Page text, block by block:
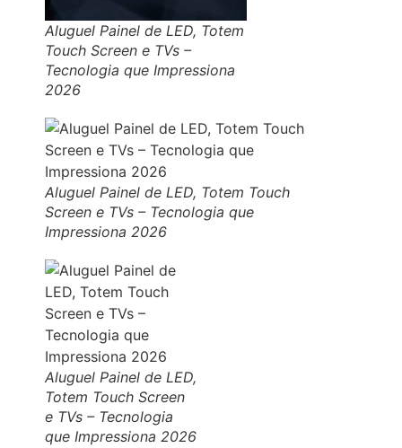
Aluguel Painel de LED, Totem
Touch Screen e TVs –
Tecnologia que Impressiona
2026
Aluguel Painel de LED, Totem Touch
Screen e TVs – Tecnologia que
Impressiona 2026
Aluguel Painel de LED,
Totem Touch Screen
e TVs – Tecnologia
que Impressiona 2026